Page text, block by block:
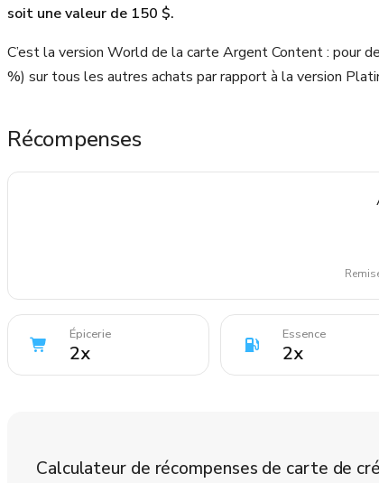
soit une valeur de 150 $.
C’est la version World de la carte Argent Content : pour
%) sur tous les autres achats par rapport à la version
Récompenses
Épicerie
2x
Essence
2x
Calculateur de récompenses de carte de